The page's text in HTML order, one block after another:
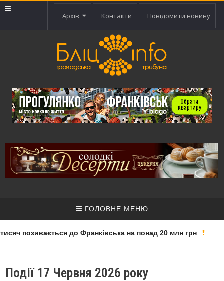
Архів Контакти Повідомити новину
ГОЛОВНЕ МЕНЮ
позивається до Франківська на понад 20 млн грн
Події 17 Червня 2026 року